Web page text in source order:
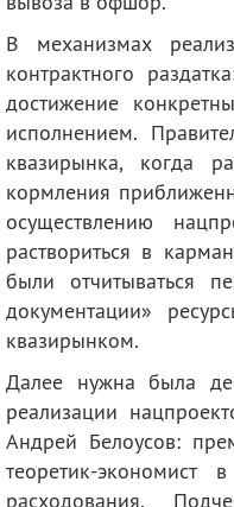
В механизмах
контрактного
достижение
исполнением.
квазирынка, когда
кормления
осуществлению
раствориться в
были отчитываться
документации»
квазирынком.
Далее нужна была
реализации
Андрей Белоусов:
теоретик-экономист
расходования.